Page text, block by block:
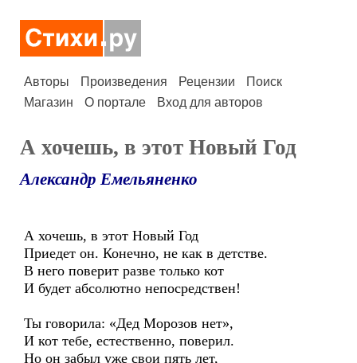
Авторы Произведения Рецензии
Поиск
Магазин
О портале Вход для авторов
А хочешь, в этот Новый Год
Александр Емельяненко
А хочешь, в этот Новый Год
Приедет он. Конечно, не как в детстве.
В него поверит разве только кот
И будет абсолютно непосредствен!
Ты говорила: «Дед Морозов нет»,
И кот тебе, естественно, поверил.
Но он забыл уже свои пять лет,